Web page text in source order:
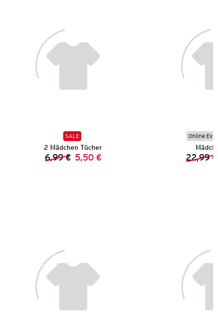
SALE
2 Mädchen Tücher
Vorheriger Preis:
6,99 € Neuer Preis:
5,50 €
Online
22,99 €